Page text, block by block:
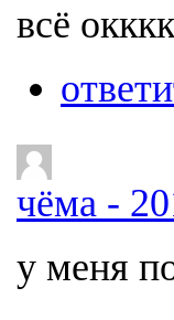
всё
чёма -
у меня